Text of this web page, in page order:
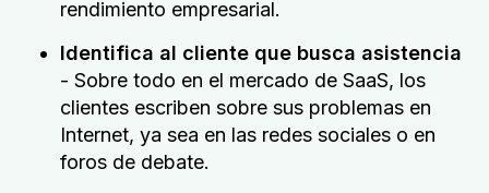
rendimiento empresarial.
Identifica al cliente que busca asistencia
- Sobre todo en el mercado de SaaS, los
clientes escriben sobre sus problemas en
Internet, ya sea en las redes sociales o en
foros de debate.